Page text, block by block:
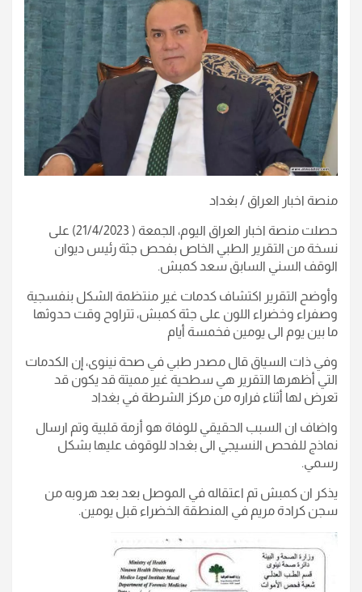
منصة اخبار العراق / بغداد
حصلت منصة اخبار العراق اليوم، الجمعة ( 21/4/2023) على
نسخة من التقرير الطبي الخاص بفحص جثة رئيس ديوان
الوقف السني السابق سعد كمبش.
وأوضح التقرير اكتشاف كدمات غير منتظمة الشكل بنفسجية
وصفراء وخضراء اللون على جثة كمبش، تتراوح وقت حدوثها
ما بين يوم الى يومين فخمسة أيام
وفي ذات السياق قال مصدر طبي في صحة نينوى، إن الكدمات
التي أظهرها التقرير هي سطحية غير مميتة قد يكون قد
تعرض لها أثناء فراره من مركز الشرطة في بغداد
واضاف ان السبب الحقيقي للوفاة هو أزمة قلبية وتم ارسال
نماذج للفحص النسيجي الى بغداد للوقوف عليها بشكل
رسمي.
يذكر ان كمبش تم اعتقاله في الموصل بعد بعد هروبه من
سجن كرادة مريم في المنطقة الخضراء قبل يومين.